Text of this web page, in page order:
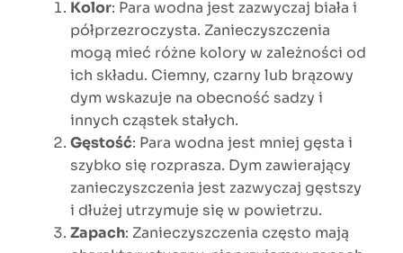
Kolor: Para wodna jest zazwyczaj biała i
półprzezroczysta. Zanieczyszczenia
mogą mieć różne kolory w zależności od
ich składu. Ciemny, czarny lub brązowy
dym wskazuje na obecność sadzy i
innych cząstek stałych.
Gęstość: Para wodna jest mniej gęsta i
szybko się rozprasza. Dym zawierający
zanieczyszczenia jest zazwyczaj gęstszy
i dłużej utrzymuje się w powietrzu.
Zapach: Zanieczyszczenia często mają